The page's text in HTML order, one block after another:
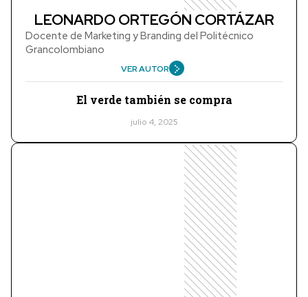
LEONARDO ORTEGÓN CORTÁZAR
Docente de Marketing y Branding del Politécnico
Grancolombiano
VER AUTOR
El verde también se compra
julio 4, 2025